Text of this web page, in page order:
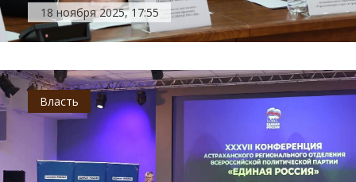
18 ноября 2025, 17:55
Власть